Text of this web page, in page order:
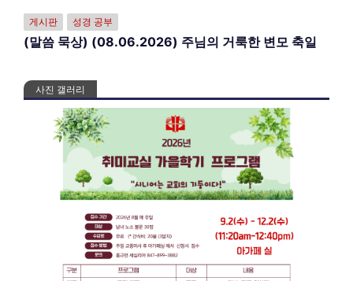
게시판 성경 공부
(말씀 묵상) (08.06.2026) 주님의 거룩한 변모 축일
사진 갤러리